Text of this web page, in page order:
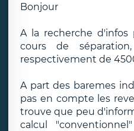
Bonjour
A la recherche
cours de
respectivement de
A part des baremes
pas en compte les
trouve que peu
calcul